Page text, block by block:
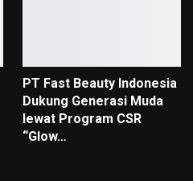
PT Fast Beauty Indonesia
Dukung Generasi Muda
lewat Program CSR
“Glow…